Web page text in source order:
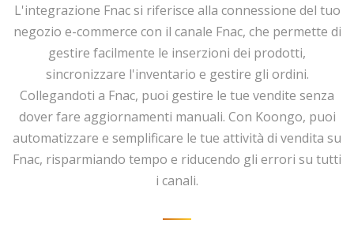
L'integrazione Fnac si riferisce alla connessione del tuo
negozio e-commerce con il canale Fnac, che permette di
gestire facilmente le inserzioni dei prodotti,
sincronizzare l'inventario e gestire gli ordini.
Collegandoti a Fnac, puoi gestire le tue vendite senza
dover fare aggiornamenti manuali. Con Koongo, puoi
automatizzare e semplificare le tue attività di vendita su
Fnac, risparmiando tempo e riducendo gli errori su tutti
i canali.